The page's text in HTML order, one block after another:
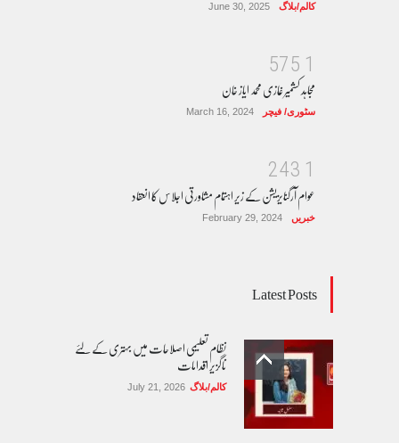
کالم/بلاگ June 30, 2025
1
5
7
5
مجاہد کشمیر غازی محمد ایاز خان
سٹوری/ فیچر March 16, 2024
1
3
4
2
عوام آرگنایزیشن کے زیر اہتمام مشاورتی اجلاس کا انعقاد
خبریں February 29, 2024
Latest Posts
نظام تعلیمی اصلاحات میں بہتری کے لئے
ناگزیر اقدامات
کالم/بلاگ July 21, 2026